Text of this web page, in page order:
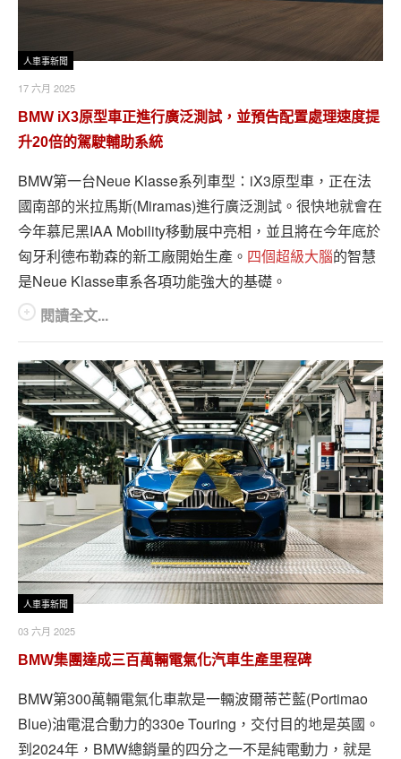
人車事新聞
17 六月 2025
BMW iX3原型車正進行廣泛測試，並預告配置處理速度提
升20倍的駕駛輔助系統
BMW第一台Neue Klasse系列車型：iX3原型車，正在法
國南部的米拉馬斯(Miramas)進行廣泛測試。很快地就會在
今年慕尼黑IAA Mobility移動展中亮相，並且將在今年底於
匈牙利德布勒森的新工廠開始生產。 四個超級大腦的智慧
是Neue Klasse車系各項功能強大的基礎。
閱讀全文...
人車事新聞
03 六月 2025
BMW集團達成三百萬輛電氣化汽車生產里程碑
BMW第300萬輛電氣化車款是一輛波爾蒂芒藍(Portimao
Blue)油電混合動力的330e Touring，交付目的地是英國。
到2024年，BMW總銷量的四分之一不是純電動力，就是